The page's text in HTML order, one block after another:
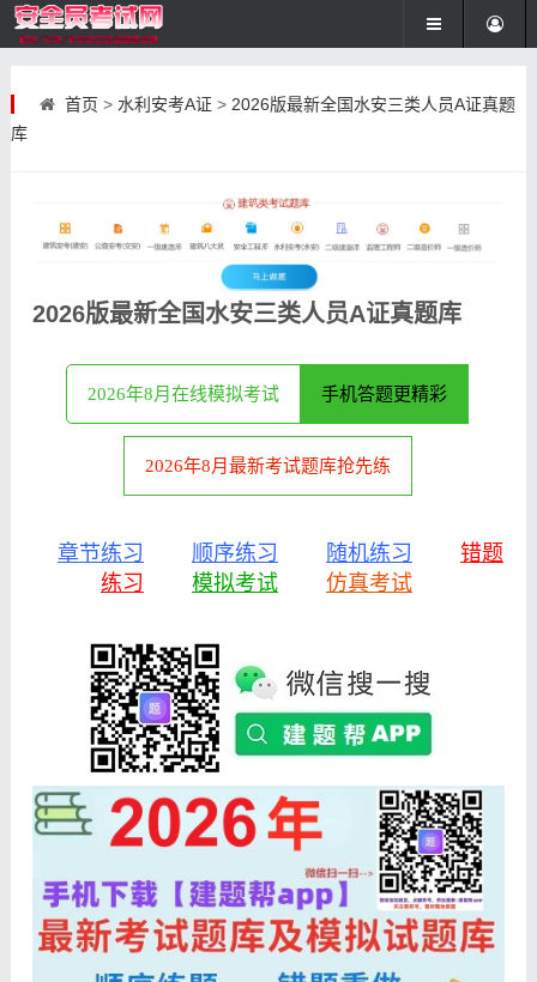
首页 > 水利安考A证> 2026版最新全国水安三类人员A证真题
库
2026版最新全国水安三类人员A证真题库
2026年8月在线模拟考试 手机答题更精彩
2026年8月最新考试题库抢先练
章节练习 顺序练习 随机练习
错题
练习
模拟考试 仿真考试